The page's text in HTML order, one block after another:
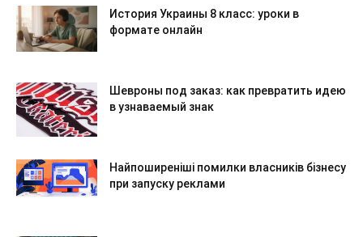
История Украины 8 класс: уроки в
формате онлайн
Шевроны под заказ: как превратить идею
в узнаваемый знак
Найпоширеніші помилки власників бізнесу
при запуску реклами